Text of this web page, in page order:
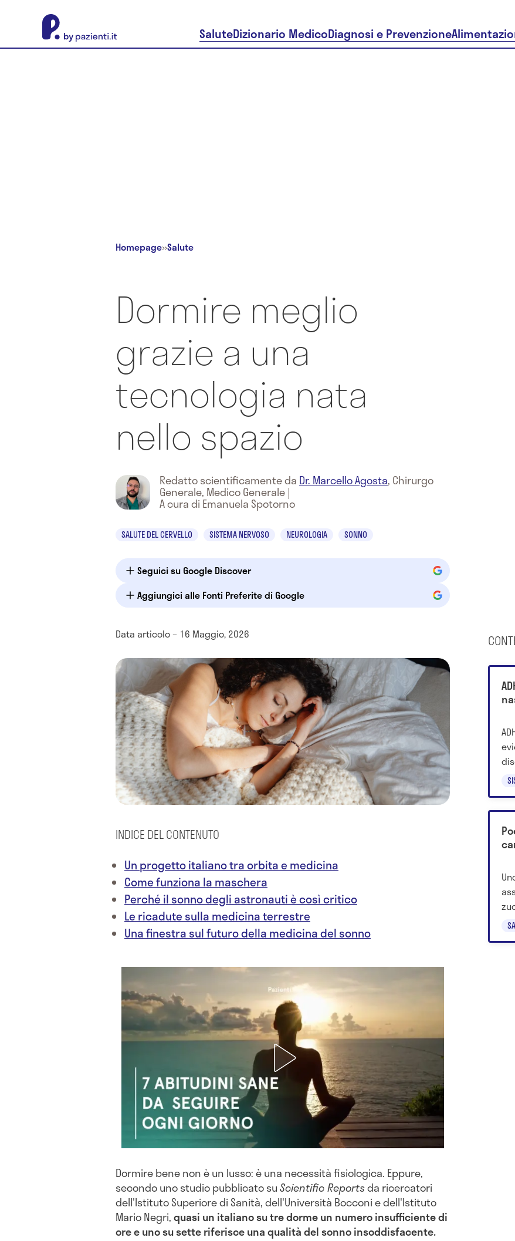
SaluteDizionario MedicoDiagnosi e Prevenzione
Homepage»Salute
Dormire meglio
grazie a una
tecnologia nata
nello spazio
Redatto scientificamente da Dr. Marcello Agosta, Chirurgo
Generale, Medico Generale|
A cura di Emanuela Spotorno
SALUTE DEL CERVELLO SISTEMA NERVOSO NEUROLOGIA SONNO
Seguici su Google Discover
Aggiungici alle Fonti Preferite di Google
Data articolo – 16 Maggio, 2026
INDICE DEL CONTENUTO
Un progetto italiano tra orbita e medicina
Come funziona la maschera
Perché il sonno degli astronauti è così critico
Le ricadute sulla medicina terrestre
Una finestra sul futuro della medicina del sonno
Dormire bene non è un lusso: è una necessità fisiologica. Eppure,
secondo uno studio pubblicato suScientific Reportsda ricercatori
dell'Istituto Superiore di Sanità, dell'Università Bocconi e dell'Istituto
Mario Negri,quasi un italiano su tre dorme un numero insufficiente di
ore e uno su sette riferisce una qualità del sonno insoddisfacente.